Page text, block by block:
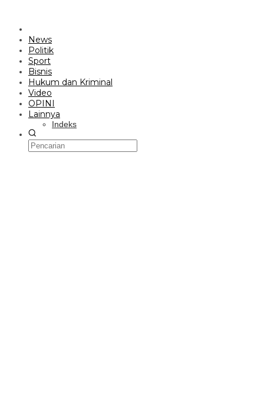
News
Politik
Sport
Bisnis
Hukum dan Kriminal
Video
OPINI
Lainnya
Indeks